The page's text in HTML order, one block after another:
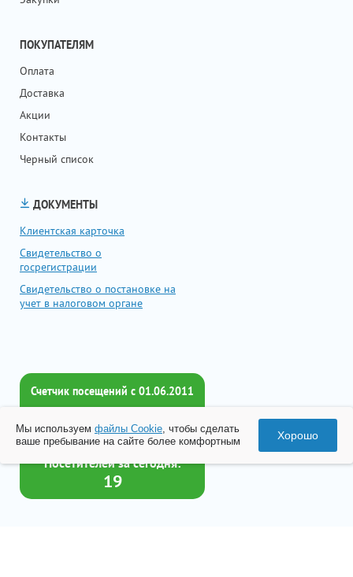
ПОКУПАТЕЛЯМ
Оплата
Доставка
Акции
Контакты
Черный список
ДОКУМЕНТЫ
Клиентская карточка
Свидетельство о
госрегистрации
Свидетельство о постановке на
учет в налоговом органе
Счетчик посещений c 01.06.2011
Всего посетителей:
2017411
Посетителей за сегодня:
19
Мы используем файлы Cookie, чтобы сделать
ваше пребывание на сайте более комфортным
Хорошо